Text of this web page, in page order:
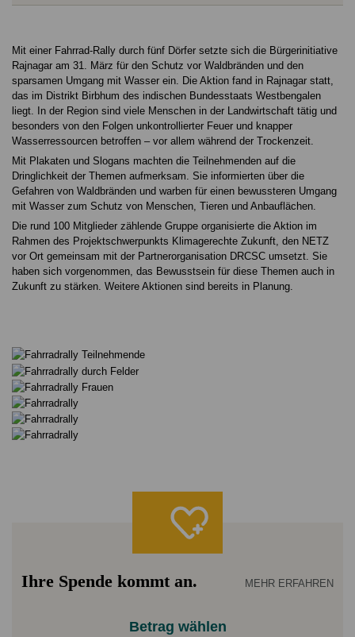
Mit einer Fahrrad-Rally durch fünf Dörfer setzte sich die Bürgerinitiative
Rajnagar am 31. März für den Schutz vor Waldbränden und den
sparsamen Umgang mit Wasser ein. Die Aktion fand in Rajnagar statt,
das im Distrikt Birbhum des indischen Bundesstaats Westbengalen
liegt. In der Region sind viele Menschen in der Landwirtschaft tätig und
besonders von den Folgen unkontrollierter Feuer und knapper
Wasserressourcen betroffen – vor allem während der Trockenzeit.
Mit Plakaten und Slogans machten die Teilnehmenden auf die
Dringlichkeit der Themen aufmerksam. Sie informierten über die
Gefahren von Waldbränden und warben für einen bewussteren Umgang
mit Wasser zum Schutz von Menschen, Tieren und Anbauflächen.
Die rund 100 Mitglieder zählende Gruppe organisierte die Aktion im
Rahmen des Projektschwerpunkts Klimagerechte Zukunft, den NETZ
vor Ort gemeinsam mit der Partnerorganisation DRCSC umsetzt. Sie
haben sich vorgenommen, das Bewusstsein für diese Themen auch in
Zukunft zu stärken. Weitere Aktionen sind bereits in Planung.
Ihre Spende kommt an. MEHR ERFAHREN
Betrag wählen